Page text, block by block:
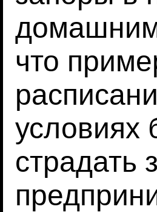
что
условиях
страдать